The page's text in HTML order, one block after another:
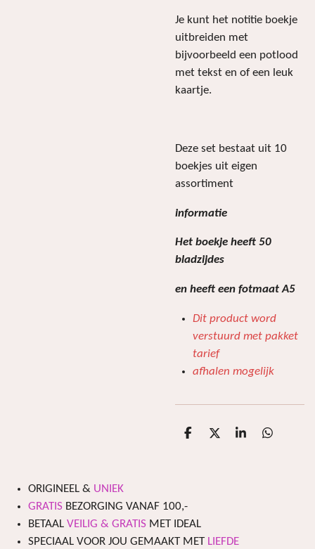
Je kunt het notitie boekje
uitbreiden met
bijvoorbeeld een potlood
met tekst en of een leuk
kaartje.
Deze set bestaat uit 10
boekjes uit eigen
assortiment
informatie
Het boekje heeft 50
bladzijdes
en heeft een fotmaat A5
Dit product word
verstuurd met pakket
tarief
afhalen mogelijk
D
D
S
D
ORIGINEEL & UNIEK
GRATIS BEZORGING VANAF 100,-
BETAAL VEILIG & GRATIS MET IDEAL
SPECIAAL VOOR JOU GEMAAKT MET LIEFDE